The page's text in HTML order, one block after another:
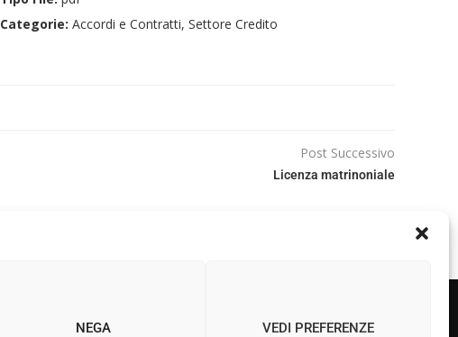
NEGA VEDI PREFERENZE
Categorie:Accordi e Contratti, Settore Credito
Post Successivo
Licenza matrinoniale